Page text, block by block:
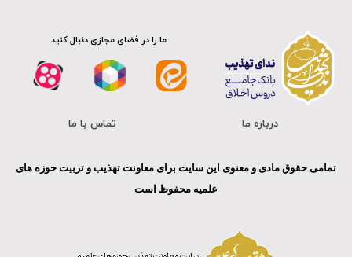
ما را در فضای مجازی دنبال کنید
درباره ما تماس با ما
تمامی حقوق مادی و معنوی این سایت برای معاونت تهذیب و تربیت حوزه های
علمیه محفوظ است